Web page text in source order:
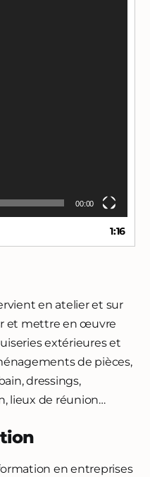
00:00
1:16
en atelier et sur
et mettre en œuvre
extérieures et
de pièces,
dressings,
lieux de réunion…
en entreprises